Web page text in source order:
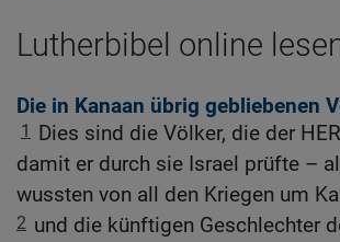
Lutherbibel online
Die in Kanaan übrig gebliebenen
1
Dies sind die Völker, die der
damit er durch sie Israel prüfte –
wussten von all den Kriegen um
2 und die künftigen Geschlechter